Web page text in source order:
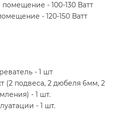
- 100-130 Ватт
- 120-150 Ватт
- 1 шт
(2 подвеса, 2 дюбеля 6мм, 2
- 1 шт.
- 1 шт.